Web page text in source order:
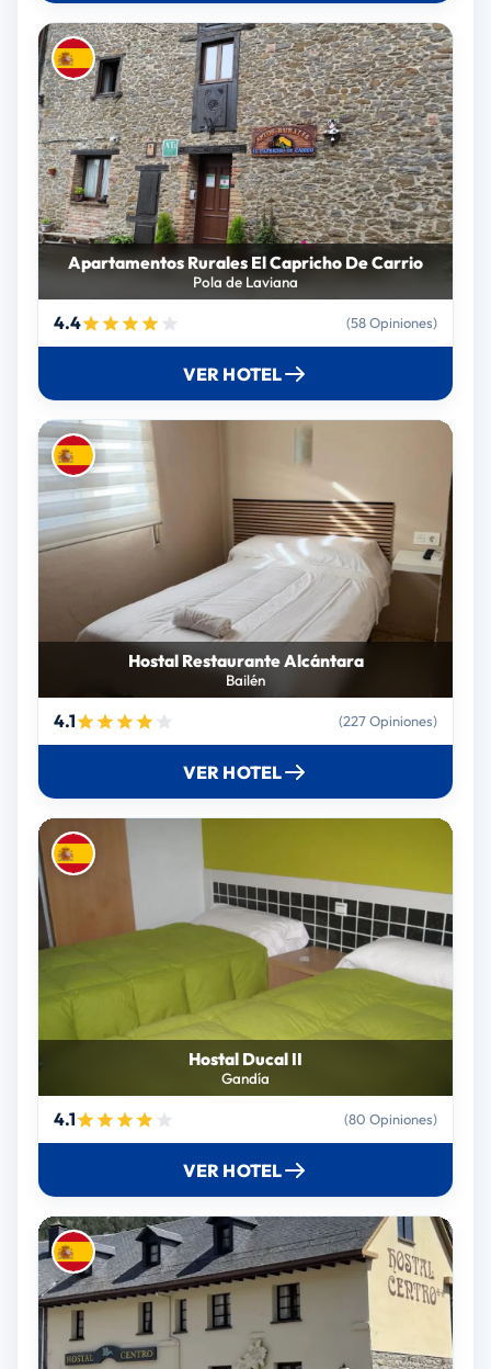
Apartamentos Rurales El Capricho De Carrio
Pola de Laviana
4.4 (58 Opiniones)
VER HOTEL
Hostal Restaurante Alcántara
Bailén
4.1 (227 Opiniones)
VER HOTEL
Hostal Ducal II
Gandía
4.1 (80 Opiniones)
VER HOTEL